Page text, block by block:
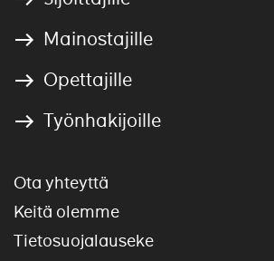
Mainostajille
Opettajille
Työnhakijoille
Ota yhteyttä
Keitä olemme
Tietosuojalauseke